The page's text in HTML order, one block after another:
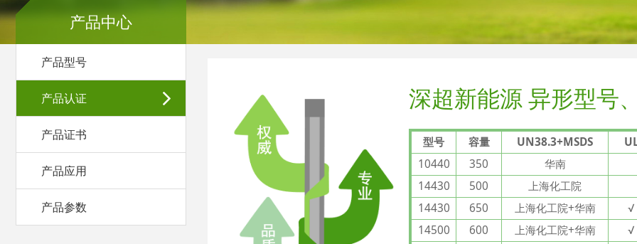
产品中心
产品型号
产品认证
产品证书
产品应用
产品参数
深超新能源 异形型号
型号 容量 UN38.3+MSDS
10440
350
华南
14430
500
上海化工院
14430
650 上海化工院+华南
√
14500
600 上海化工院+华南
√